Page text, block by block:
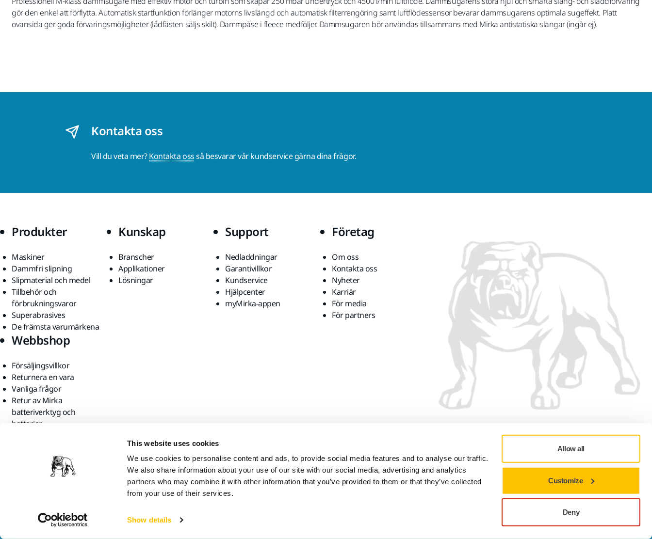
This website uses cookies
We use cookies to personalise content and ads, to provide social media features and to analyse our traffic.
We also share information about your use of our site with our social media, advertising and analytics
partners who may combine it with other information that you’ve provided to them or that they’ve collected
from your use of their services.
Show details
Allow all
Customize
Deny
gör den enkel att förflytta. Automatisk startfunktion förlänger motorns livslängd och automatisk filterrengöring samt luftflödessensor bevarar dammsugarens optimala sugeffekt. Platt
ovansida ger goda förvaringsmöjligheter (lådfästen säljs skilt). Dammpåse i fleece medföljer. Dammsugaren bör användas tillsammans med Mirka antistatiska slangar (ingår ej).
Kontakta oss
Vill du veta mer?Kontakta ossså besvarar vår kundservice gärna dina frågor.
Produkter
Maskiner
Dammfri slipning
Slipmaterial och medel
Tillbehör och
förbrukningsvaror
Superabrasives
De främsta varumärkena
Kunskap
Branscher
Applikationer
Lösningar
Support
Nedladdningar
Garantivillkor
Kundservice
Hjälpcenter
myMirka-appen
Företag
Om oss
Kontakta oss
Nyheter
Karriär
För media
För partners
Webbshop
Försäljingsvillkor
Returnera en vara
Vanliga frågor
Retur av Mirka
batteriverktyg och
batterier
Vi tror att du är i United States. Vill du gå till den lokala webbplatsen? Nära för att stanna kvar på den aktuella webbplatsen